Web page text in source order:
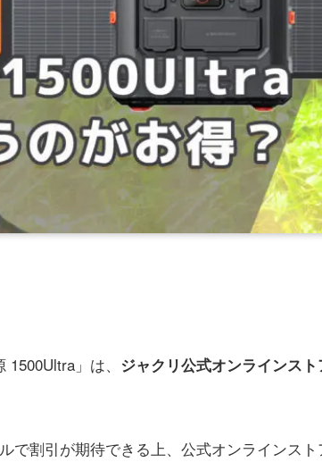
」は、 ジャクリ公式オンラインス
で割引が期待できる上、公式オンラインス